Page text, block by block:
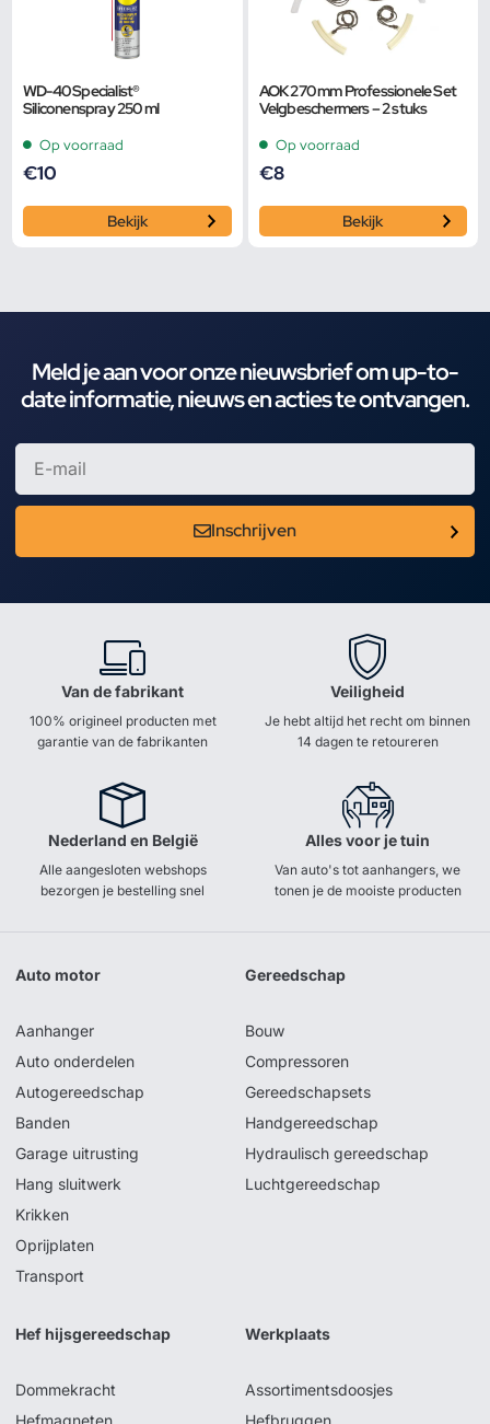
WD-40 Specialist®
Siliconenspray 250 ml
Op voorraad
€10
Bekijk
AOK 270 mm Professionele Set
Velgbeschermers – 2 stuks
Op voorraad
€8
Bekijk
Meld je aan voor onze nieuwsbrief om up-to-
date informatie, nieuws en acties te ontvangen.
Inschrijven
Van de fabrikant
100% origineel producten met
garantie van de fabrikanten
Veiligheid
Je hebt altijd het recht om binnen
14 dagen te retoureren
Nederland en België
Alle aangesloten webshops
bezorgen je bestelling snel
Alles voor je tuin
Van auto's tot aanhangers, we
tonen je de mooiste producten
Auto motor
Aanhanger
Auto onderdelen
Autogereedschap
Banden
Garage uitrusting
Hang sluitwerk
Krikken
Oprijplaten
Transport
Gereedschap
Bouw
Compressoren
Gereedschapsets
Handgereedschap
Hydraulisch gereedschap
Luchtgereedschap
Hef hijsgereedschap
Dommekracht
Hefmagneten
Werkplaats
Assortimentsdoosjes
Hefbruggen